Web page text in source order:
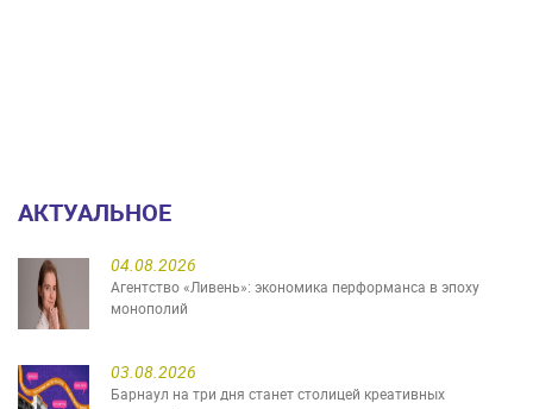
АКТУАЛЬНОЕ
04.08.2026
Агентство «Ливень»: экономика перформанса в эпоху
монополий
03.08.2026
Барнаул на три дня станет столицей креативных